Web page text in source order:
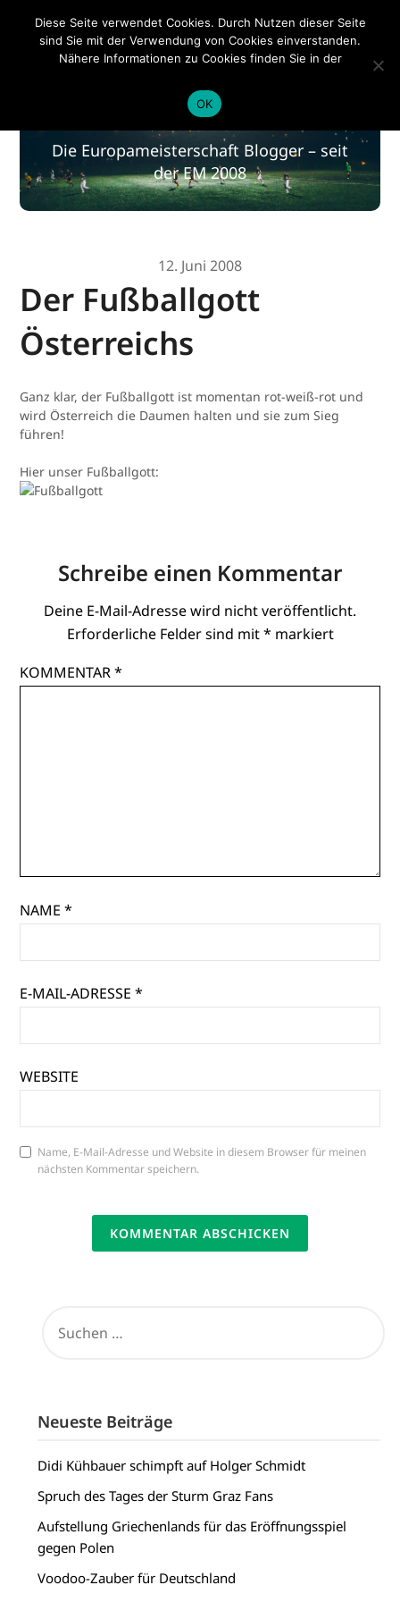
EM 2020
EM 2020
Die Europameisterschaft Blogger – seit
der EM 2008
12. Juni 2008
Der Fußballgott
Österreichs
Ganz klar, der Fußballgott ist momentan rot-weiß-rot und
wird Österreich die Daumen halten und sie zum Sieg
führen!
Hier unser Fußballgott:
Schreibe einen Kommentar
Deine E-Mail-Adresse wird nicht veröffentlicht.
Erforderliche Felder sind mit* markiert
KOMMENTAR*
NAME*
E-MAIL-ADRESSE*
WEBSITE
Name, E-Mail-Adresse und Website in diesem Browser für meinen
nächsten Kommentar speichern.
NACH:
Neueste Beiträge
Didi Kühbauer schimpft auf Holger Schmidt
Spruch des Tages der Sturm Graz Fans
Aufstellung Griechenlands für das Eröffnungsspiel
gegen Polen
Voodoo-Zauber für Deutschland
Diese Seite verwendet Cookies. Durch Nutzen dieser Seite
sind Sie mit der Verwendung von Cookies einverstanden.
Nähere Informationen zu Cookies finden Sie in der
OK